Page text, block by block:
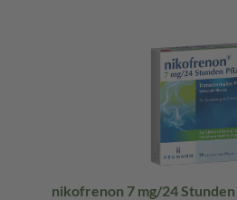
nikofrenon 7 mg/24